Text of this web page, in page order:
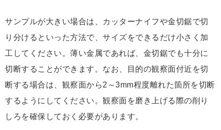
サンプルが大きい場合は、カッターナイフや金切鋸で切
り分けるといった方法で、サイズをできるだけ小さく加
工してください。薄い金属であれば、金切鋸でも十分に
切断することができます。なお、目的の観察面付近を切
断する場合は、観察面から2～3mm程度離れた箇所を切断
するようにしてください。観察面を磨き上げる際の削り
しろを確保しておく必要があります。